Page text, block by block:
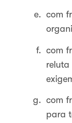
com
com
reluta
com
para